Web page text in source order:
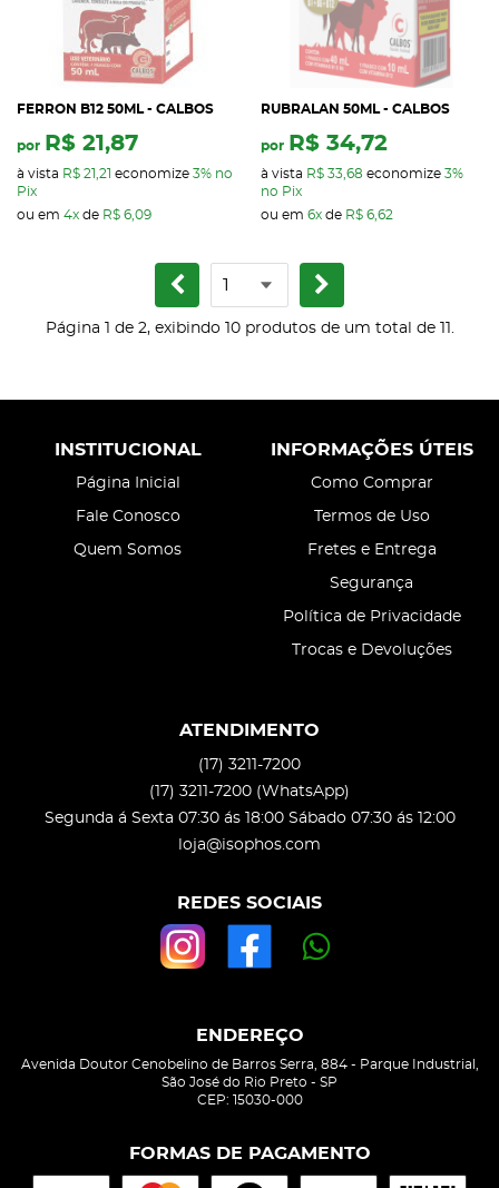
FERRON B12 50ML - CALBOS
por R$ 21,87
à vista R$ 21,21 economize 3% no
Pix
ou em 4x de R$ 6,09
RUBRALAN 50ML - CALBOS
por R$ 34,72
à vista R$ 33,68 economize 3%
no Pix
ou em 6x de R$ 6,62
Página 1 de 2, exibindo 10 produtos de um total de 11.
INSTITUCIONAL
Página Inicial
Fale Conosco
Quem Somos
INFORMAÇÕES ÚTEIS
Como Comprar
Termos de Uso
Fretes e Entrega
Segurança
Política de Privacidade
Trocas e Devoluções
ATENDIMENTO
(17) 3211-7200
(17) 3211-7200 (WhatsApp)
Segunda á Sexta 07:30 ás 18:00 Sábado 07:30 ás 12:00
loja@isophos.com
REDES SOCIAIS
ENDEREÇO
Avenida Doutor Cenobelino de Barros Serra, 884- Parque Industrial,
São José do Rio Preto - SP
CEP: 15030-000
FORMAS DE PAGAMENTO